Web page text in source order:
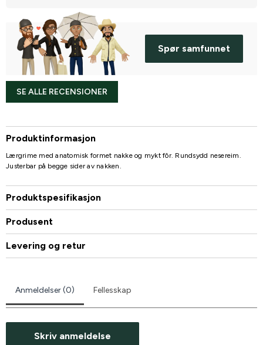
Spør samfunnet
SE ALLE RECENSIONER
Produktinformasjon
Lærgrime med anatomisk formet nakke og mykt fôr. Rundsydd nesereim.
Justerbar på begge sider av nakken.
Produktspesifikasjon
Produsent
Levering og retur
Anmeldelser (0) Fellesskap
Skriv anmeldelse